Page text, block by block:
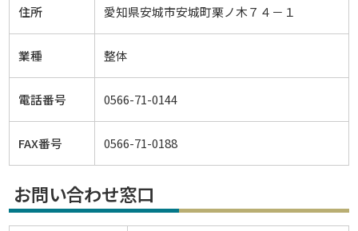
住所 愛知県安城市安城町栗ノ木７４－１
業種 整体
電話番号 0566-71-0144
FAX番号 0566-71-0188
お問い合わせ窓口